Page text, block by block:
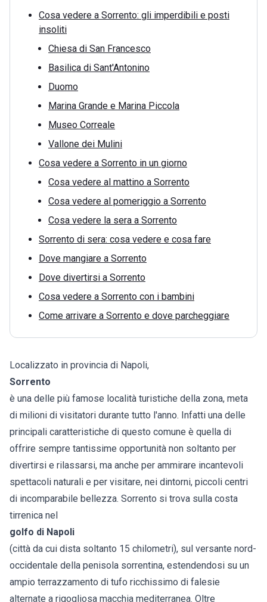
Cosa vedere a Sorrento: gli imperdibili e posti
insoliti
Chiesa di San Francesco
Basilica di Sant'Antonino
Duomo
Marina Grande e Marina Piccola
Museo Correale
Vallone dei Mulini
Cosa vedere a Sorrento in un giorno
Cosa vedere al mattino a Sorrento
Cosa vedere al pomeriggio a Sorrento
Cosa vedere la sera a Sorrento
Sorrento di sera: cosa vedere e cosa fare
Dove mangiare a Sorrento
Dove divertirsi a Sorrento
Cosa vedere a Sorrento con i bambini
Come arrivare a Sorrento e dove parcheggiare
Localizzato in provincia di Napoli,
Sorrento
è una delle più famose località turistiche della zona, meta
di milioni di visitatori durante tutto l'anno. Infatti una delle
principali caratteristiche di questo comune è quella di
offrire sempre tantissime opportunità non soltanto per
divertirsi e rilassarsi, ma anche per ammirare incantevoli
spettacoli naturali e per visitare, nei dintorni, piccoli centri
di incomparabile bellezza. Sorrento si trova sulla costa
tirrenica nel
golfo di Napoli
(città da cui dista soltanto 15 chilometri), sul versante nord-
occidentale della penisola sorrentina, estendendosi su un
ampio terrazzamento di tufo ricchissimo di falesie
alternate a rigogliosa macchia mediterranea. Oltre